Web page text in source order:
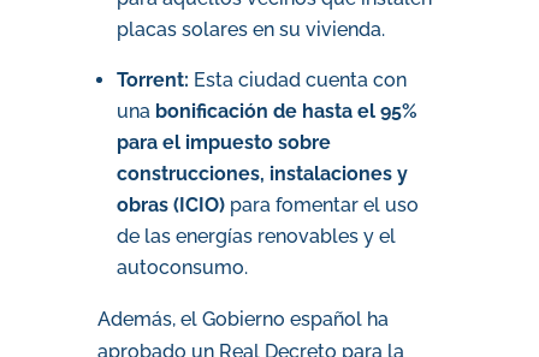
placas solares en su vivienda.
Torrent: Esta ciudad cuenta con
una bonificación de hasta el 95%
para el impuesto sobre
construcciones, instalaciones y
obras (ICIO)para fomentar el uso
de las energías renovables y el
autoconsumo.
Además, el Gobierno español ha
aprobado un Real Decreto para la